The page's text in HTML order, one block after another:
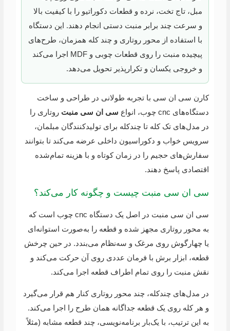
مبل، تاج تخت، نرده و قطعات دکوراتیو را با کیفیت بالا
و سرعت چند برابر منبت دستی انجام دهند. این دستگاه
با استفاده از محور روتاری و چند کله همزمان، طرح‌های
پیچیده منبت را روی قطعات چوبی و MDF اجرا می‌کند
و خروجی یکسان و تکرارپذیر تحویل می‌دهد.
کارن سی ان سی با تجربه طولانی در طراحی و ساخت
دستگاه‌های cnc چوب، انواع
سی ان سی منبت روتاری را
در مدل‌های تک کله تا چندکله برای تولیدکنندگان مبلمان،
سرویس خواب و دکوراسیون داخلی عرضه می‌کند تا بتوانند
سفارش‌های حجیم را در زمان کوتاه و با هزینه تمام‌شده
اقتصادی پاسخ دهند.
سی ان سی منبت چیست و چگونه کار می‌کند؟
سی ان سی منبت در اصل یک دستگاه cnc چوب است که
به محور روتاری مجهز شده و قطعه را به‌صورت استوانه‌ای
یا چهارگوش روی مرغک و سه‌نظام می‌بندد. در حین چرخش
قطعه، ابزار برش با فرمان عددی روی آن حرکت می‌کند و
نقش منبت را روی تمام اطراف قطعه اجرا می‌کند.
در مدل‌های چندکله، چند محور روتاری کنار هم قرار می‌گیرد
و هر کله روی یک قطعه جداگانه همان طرح را اجرا می‌کند.
به این ترتیب، با یک‌بار برنامه‌نویسی، چند قطعه مشابه (مثلاً